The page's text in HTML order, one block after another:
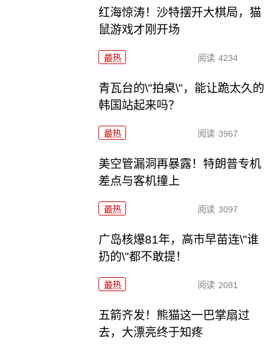
红海惊涛！沙特摆开大棋局，猫
鼠游戏才刚开场
最热 阅读 4234
青瓦台的\"拍桌\"，能让跪太久的
韩国站起来吗？
最热 阅读 3967
美空管漏洞再暴露！特朗普专机
差点与客机撞上
最热 阅读 3097
广岛核爆81年，高市早苗连\"谁
扔的\"都不敢提！
最热 阅读 2081
五箭齐发！熊猫这一巴掌扇过
去，大漂亮终于知疼